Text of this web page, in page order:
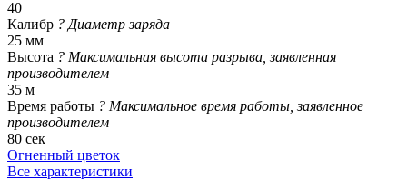
40
Калибр ? Диаметр заряда
25 мм
Высота ? Максимальная высота разрыва, заявленная
производителем
35 м
Время работы ? Максимальное время работы, заявленное
производителем
80 сек
Огненный цветок
Все характеристики